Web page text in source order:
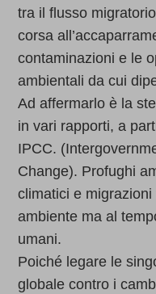
tra il flusso
corsa
contaminazioni e le
ambientali da cui
Ad affermarlo è la
in vari rapporti, a
IPCC.
Change). Profughi
climatici e
ambiente ma al
umani.
Poiché legare le
globale contro i